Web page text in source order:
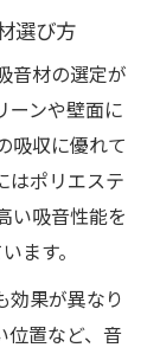
選び方
音材の選定が
ーンや壁面に
吸収に優れて
はポリエステ
い吸音性能を
ます。
効果が異なり
位置など、音